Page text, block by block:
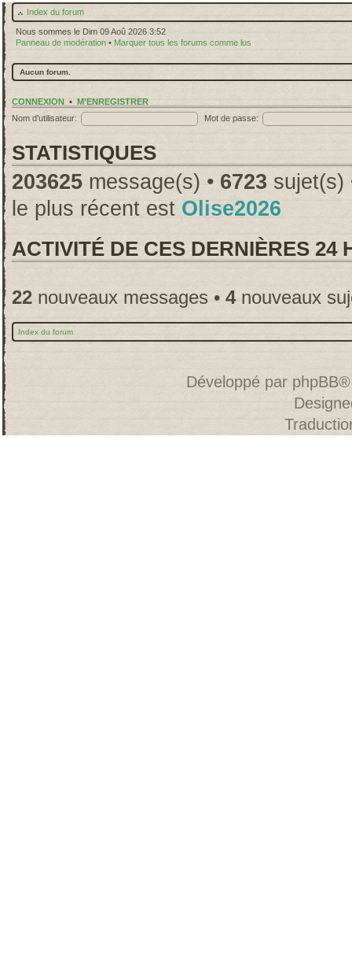
Index du forum
Nous sommes le Dim 09 Aoû 2026 3:52
Panneau de modération • Marquer tous les forums comme lus
Aucun forum.
CONNEXION • M’ENREGISTRER
Nom d’utilisateur:
Mot de passe:
STATISTIQUES
203625 message(s) • 6723 sujet(s)
le plus récent est Olise2026
ACTIVITÉ DE CES DERNIÈRES 24
22 nouveaux messages • 4nouveaux
Index du forum
Développé par phpBB®